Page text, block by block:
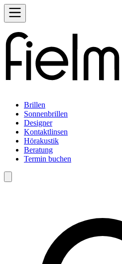
Brillen
Sonnenbrillen
Designer
Kontaktlinsen
Hörakustik
Beratung
Termin buchen